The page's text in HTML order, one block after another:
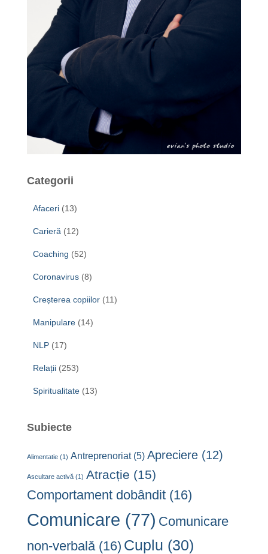
Categorii
Afaceri (13)
Carieră (12)
Coaching (52)
Coronavirus (8)
Creșterea copiilor (11)
Manipulare (14)
NLP (17)
Relații (253)
Spiritualitate (13)
Subiecte
Alimentatie (1) Antreprenoriat(5) Apreciere (12)
Ascultare activă (1) Atracție (15)
Comportament dobândit (16)
Comunicare (77) Comunicare
non-verbală (16) Cuplu (30)